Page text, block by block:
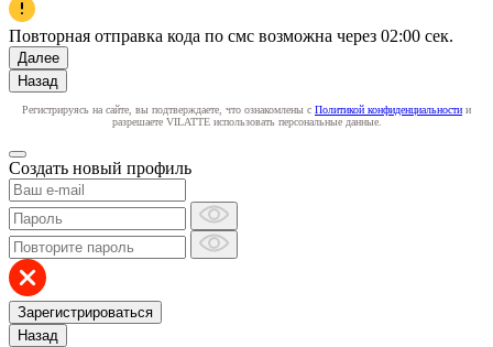
Повторная отправка кода по смс возможна через 02:00 сек.
Далее
Назад
Регистрируясь на сайте, вы подтверждаете, что ознакомлены с Политикой конфиденциальности и
разрешаете VILATTE использовать персональные данные.
Создать новый профиль
Зарегистрироваться
Назад